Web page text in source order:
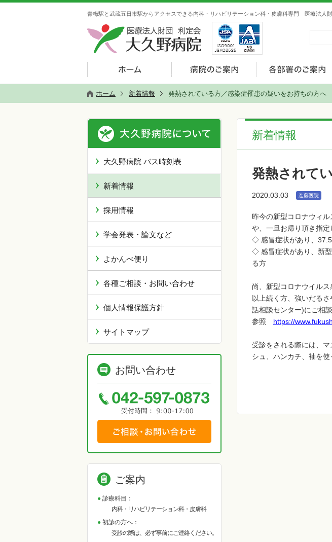
青梅駅と武蔵五日市駅からアクセスできる内科・リハビリテーション科・皮膚科専門 医療法人
ホーム 新着情報 発熱されている方／感染症罹患の疑いをお持ちの方へ
新着情報
発熱されて
2020.03.03 進藤医院
昨今の新型コロナウィ
や、一旦お帰り頂き指定
◇ 感冒症状があり、
◇ 感冒症状があり、新
る方
尚、新型コロナウイル
以上続く方、強いだる
話相談センター)にご
参照 https://
受診をされる際には、
シュ、ハンカチ、袖を
大久野病院 バス時刻表
新着情報
採用情報
学会発表・論文など
よかんべ便り
各種ご相談・お問い合わせ
個人情報保護方針
サイトマップ
お問い合わせ
ご案内
診療科目：
内科・リハビリテーション科・皮膚科
初診の方へ：
受診の際は、必ず事前にご連絡ください。